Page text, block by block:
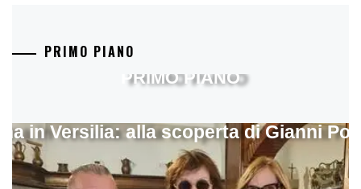
PRIMO PIANO
in Versilia: alla scoperta di Gianni
PRIMO PIANO